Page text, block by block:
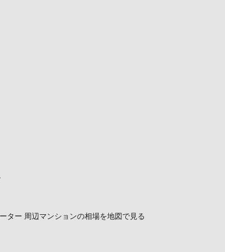
ター 周辺マンションの相場を地図で見る